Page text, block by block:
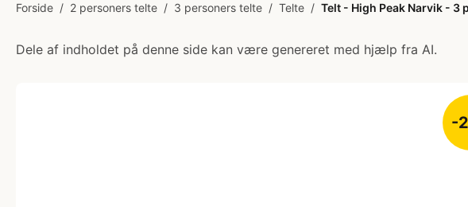
Forside / 2 personers telte / 3 personers telte / Telte / Telt - High Peak Narvik - 3
Dele af indholdet på denne side kan være genereret med hjælp fra AI.
-